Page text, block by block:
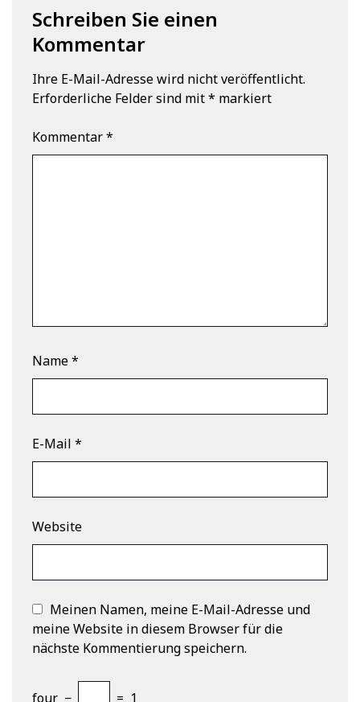
Schreiben Sie einen
Kommentar
Ihre E-Mail-Adresse wird nicht veröffentlicht.
Erforderliche Felder sind mit* markiert
Kommentar*
Name*
E-Mail *
Website
Meinen Namen, meine E-Mail-Adresse und
meine Website in diesem Browser für die
nächste Kommentierung speichern.
four − = 1